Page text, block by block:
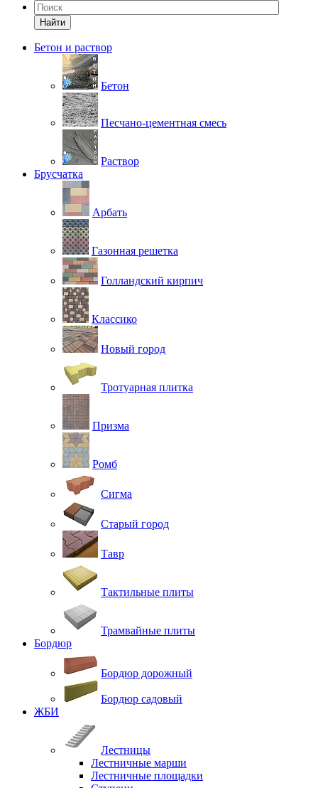
Найти
Бетон и раствор
Бетон
Песчано-цементная смесь
Раствор
Брусчатка
Арбать
Газонная решетка
Голландский кирпич
Классико
Новый город
Тротуарная плитка
Призма
Ромб
Сигма
Старый город
Тавр
Тактильные плиты
Трамвайные плиты
Бордюр
Бордюр дорожный
Бордюр садовый
ЖБИ
Лестницы
Лестничные марши
Лестничные площадки